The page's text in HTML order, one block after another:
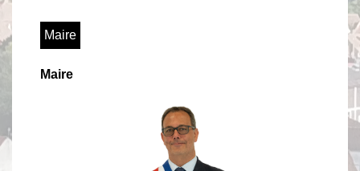
Maire
Maire